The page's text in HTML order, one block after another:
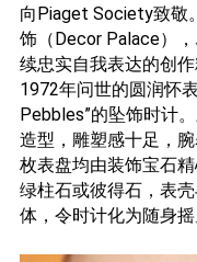
向Piaget Society致敬
饰（Decor Palace）
续忠实自我表达的创
1972年问世的圆润怀
Pebbles”的坠饰时计
造型，雕塑感十足，
枚表盘均由装饰宝石
绿柱石或彼得石，表
体，令时计化为随身摇